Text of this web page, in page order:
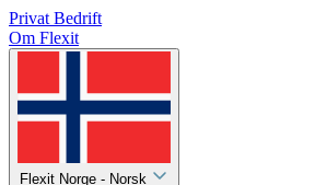
Privat Bedrift
Om Flexit
Flexit Norge - Norsk